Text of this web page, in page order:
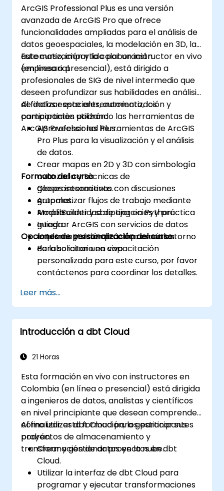
ArcGIS Professional Plus es una versión
avanzada de ArcGIS Pro que ofrece
funcionalidades ampliadas para el análisis de
datos geoespaciales, la modelación en 3D, la
automatización y la colaboración
empresarial.
Este curso, impartido por un instructor en vivo
(en línea o presencial), está dirigido a
profesionales de SIG de nivel intermedio que
deseen profundizar sus habilidades en análisis
de datos espaciales, automatización y
compartición utilizando las herramientas de
ArcGIS Professional Plus.
Al finalizar este entrenamiento, los
participantes podrán:
Aprovechar las herramientas de ArcGIS
Pro Plus para la visualización y el análisis
de datos.
Crear mapas en 2D y 3D con simbología
avanzada y técnicas de
geoprosesamiento.
Automatizar flujos de trabajo mediante
ModelBuilder y scripting en Python.
Integrar ArcGIS con servicios de datos
externos y sistemas empresariales.
Formato del curso
Clases interactivas con discusiones
grupales.
Amplia cantidad de ejercicios y práctica
guiada.
Implementación práctica en un entorno
de laboratorio en vivo.
Opciones de personalización del curso
Para solicitar una capacitación
personalizada para este curso, por favor
contáctenos para coordinar los detalles.
Leer más...
Introducción a dbt Cloud
21 Horas
Esta formación en vivo con instructores en
Colombia (en línea o presencial) está dirigida
a ingenieros de datos, analistas y científicos
en nivel principiante que desean comprender
cómo utilizar dbt Cloud para gestionar sus
proyectos de almacenamiento y
transformación de datos en la nube.
Al finalizar esta formación, los participantes
podrán:
Crear y gestionar proyectos en dbt
Cloud.
Utilizar la interfaz de dbt Cloud para
programar y ejecutar transformaciones